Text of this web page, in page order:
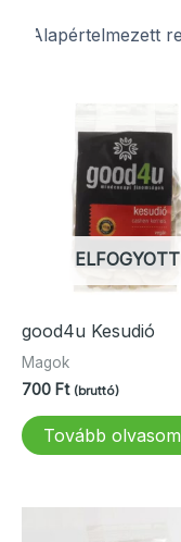
ELFOGYOTT
good4u Kesudió
Magok
700 Ft (bruttó)
Tovább olvasom